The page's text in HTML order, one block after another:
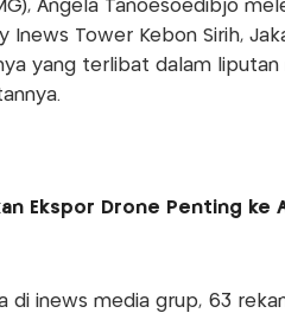
Angela Tanoesoedibjo
Tower Kebon Sirih,
yang terlibat dalam liputan
Ekspor Drone Penting ke
di inews media grup, 63